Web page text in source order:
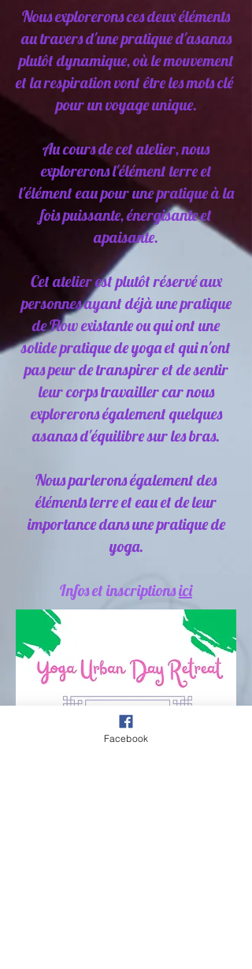
Nous explorerons ces deux éléments
au travers d'une pratique d'asanas
plutôt dynamique, où le mouvement
et la respiration vont être les mots clé
pour un voyage unique.
Au cours de cet atelier, nous
explorerons l'élément terre et
l'élément eau pour une pratique à la
fois puissante, énergisante et
apaisante.
Cet atelier est plutôt réservé aux
personnes ayant déjà une pratique
de Flow existante ou qui ont une
solide pratique de yoga et qui n'ont
pas peur de transpirer et de sentir
leur corps travailler car nous
explorerons également quelques
asanas d'équilibre sur les bras.
Nous parlerons également des
éléments terre et eau et de leur
importance dans une pratique de
yoga.
Infos et inscriptionsici
Facebook